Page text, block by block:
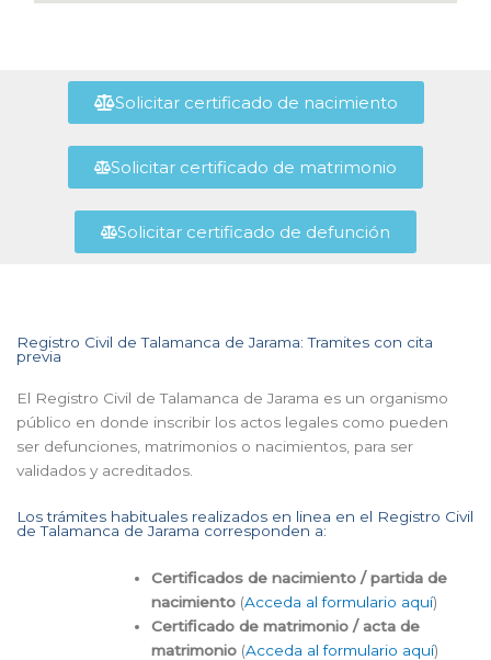
Solicitar certificado de nacimiento
Solicitar certificado de matrimonio
Solicitar certificado de defunción
Registro Civil de Talamanca de Jarama: Tramites con cita
previa
El Registro Civil de Talamanca de Jarama es un organismo
público en donde inscribir los actos legales como pueden
ser defunciones, matrimonios o nacimientos, para ser
validados y acreditados.
Los trámites habituales realizados en linea en el Registro Civil
de Talamanca de Jarama corresponden a:
Certificados de nacimiento / partida de
nacimiento (Acceda al formulario aquí)
Certificado de matrimonio / acta de
matrimonio (Acceda al formulario aquí)